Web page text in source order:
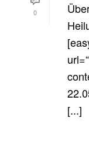
0
[...]